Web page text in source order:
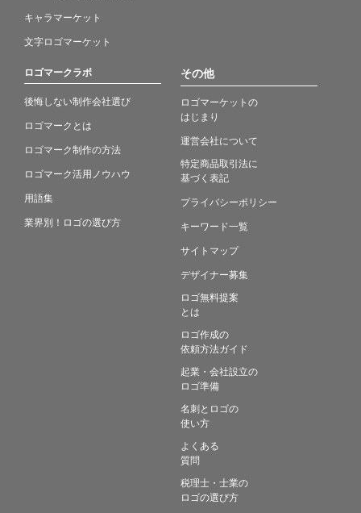
キャラマーケット
文字ロゴマーケット
ロゴマークラボ
後悔しない制作会社選び
ロゴマークとは
ロゴマーク制作の方法
ロゴマーク活用ノウハウ
用語集
業界別！ロゴの選び方
その他
ロゴマーケットの
はじまり
運営会社について
特定商品取引法に
基づく表記
プライバシーポリシー
キーワード一覧
サイトマップ
デザイナー募集
ロゴ無料提案
とは
ロゴ作成の
依頼方法ガイド
起業・会社設立の
ロゴ準備
名刺とロゴの
使い方
よくある
質問
税理士・士業の
ロゴの選び方